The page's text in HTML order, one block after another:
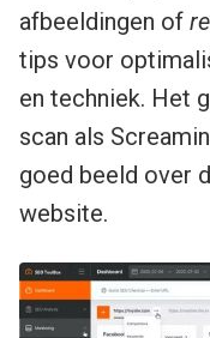
afbeeldingen of
tips voor
en techniek. Het
scan als
goed beeld over
website.